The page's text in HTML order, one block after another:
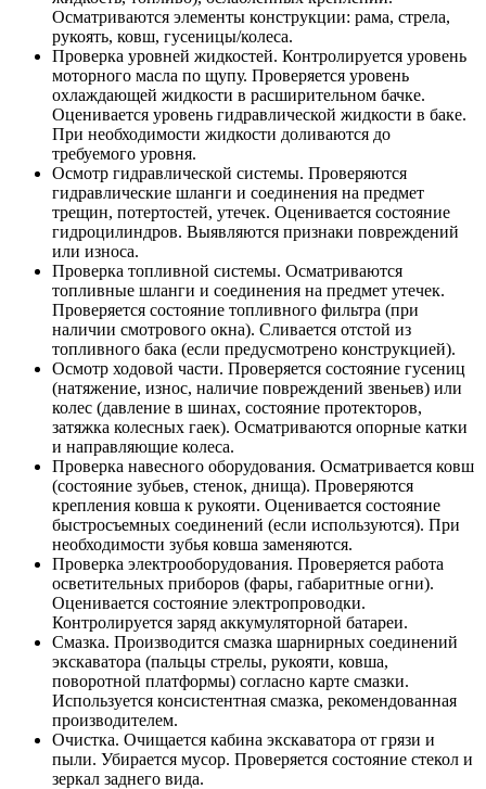
Осматриваются элементы конструкции: рама, стрела,
рукоять, ковш, гусеницы/колеса.
Проверка уровней жидкостей. Контролируется уровень
моторного масла по щупу. Проверяется уровень
охлаждающей жидкости в расширительном бачке.
Оценивается уровень гидравлической жидкости в баке.
При необходимости жидкости доливаются до
требуемого уровня.
Осмотр гидравлической системы. Проверяются
гидравлические шланги и соединения на предмет
трещин, потертостей, утечек. Оценивается состояние
гидроцилиндров. Выявляются признаки повреждений
или износа.
Проверка топливной системы. Осматриваются
топливные шланги и соединения на предмет утечек.
Проверяется состояние топливного фильтра (при
наличии смотрового окна). Сливается отстой из
топливного бака (если предусмотрено конструкцией).
Осмотр ходовой части. Проверяется состояние гусениц
(натяжение, износ, наличие повреждений звеньев) или
колес (давление в шинах, состояние протекторов,
затяжка колесных гаек). Осматриваются опорные катки
и направляющие колеса.
Проверка навесного оборудования. Осматривается ковш
(состояние зубьев, стенок, днища). Проверяются
крепления ковша к рукояти. Оценивается состояние
быстросъемных соединений (если используются). При
необходимости зубья ковша заменяются.
Проверка электрооборудования. Проверяется работа
осветительных приборов (фары, габаритные огни).
Оценивается состояние электропроводки.
Контролируется заряд аккумуляторной батареи.
Смазка. Производится смазка шарнирных соединений
экскаватора (пальцы стрелы, рукояти, ковша,
поворотной платформы) согласно карте смазки.
Используется консистентная смазка, рекомендованная
производителем.
Очистка. Очищается кабина экскаватора от грязи и
пыли. Убирается мусор. Проверяется состояние стекол и
зеркал заднего вида.